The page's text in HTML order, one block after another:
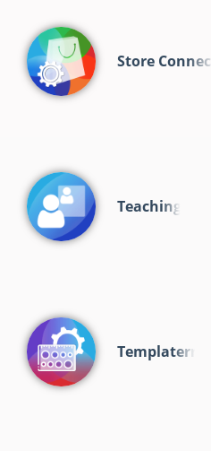
Store Connect
Teaching
Templaterr